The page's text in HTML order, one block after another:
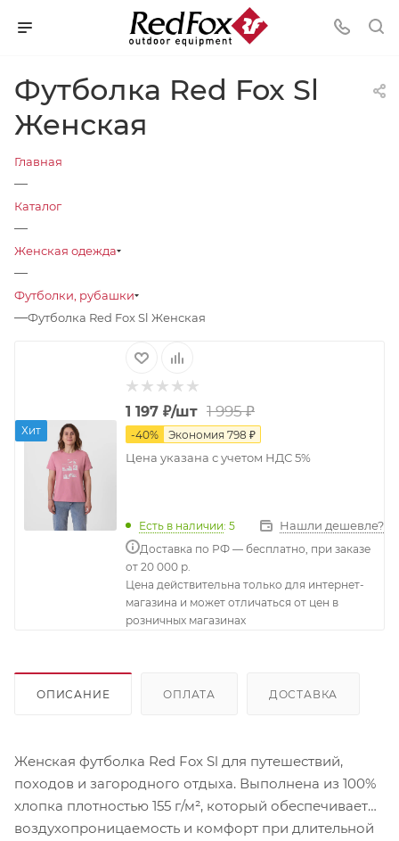
Футболка Red Fox Sl
Женская
Главная
—
Каталог
—
Женская одежда
—
Футболки, рубашки
—Футболка Red Fox Sl Женская
Хит
1 197 ₽/шт 1 995₽
-40% Экономия 798 ₽
Цена указана с учетом НДС 5%
Есть в наличии: 5 Нашли дешевле?
Доставка по РФ — бесплатно, при заказе
от 20 000 р.
Цена действительна только для интернет-
магазина и может отличаться от цен в
розничных магазинах
ОПИСАНИЕ ОПЛАТА ДОСТАВКА
Женская футболка Red Fox Sl для путешествий,
походов и загородного отдыха. Выполнена из 100%
хлопка плотностью 155 г/м², который обеспечивает
воздухопроницаемость и комфорт при длительной